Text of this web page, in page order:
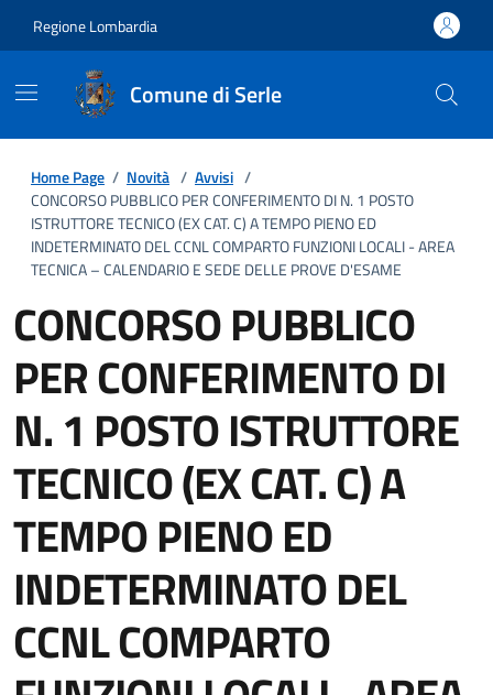
Regione Lombardia
Comune di Serle
Home Page / Novità / Avvisi /
CONCORSO PUBBLICO PER CONFERIMENTO DI N. 1 POSTO
ISTRUTTORE TECNICO (EX CAT. C) A TEMPO PIENO ED
INDETERMINATO DEL CCNL COMPARTO FUNZIONI LOCALI - AREA
TECNICA – CALENDARIO E SEDE DELLE PROVE D'ESAME
CONCORSO PUBBLICO
PER CONFERIMENTO DI
N. 1 POSTO ISTRUTTORE
TECNICO (EX CAT. C) A
TEMPO PIENO ED
INDETERMINATO DEL
CCNL COMPARTO